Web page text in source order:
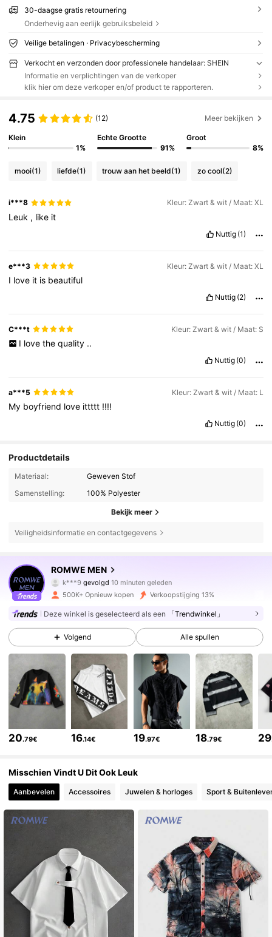
30-daagse gratis retournering
Onderhevig aan eerlijk gebruiksbeleid
Veilige betalingen · Privacybescherming
Verkocht en verzonden door professionele handelaar: SHEIN
Informatie en verplichtingen van de verkoper
klik hier om deze verkoper en/of product te rapporteren.
4.75 (12) Meer bekijken
Klein
1%
Echte Grootte
91%
Groot
8%
mooi(1) liefde(1) trouw aan het beeld(1) zo cool(2)
i***8 Kleur: Zwart & wit / Maat: XL
Leuk , like it
Nuttig (1)
e***3 Kleur: Zwart & wit / Maat: XL
I love it is beautiful
Nuttig (2)
C***t Kleur: Zwart & wit / Maat: S
I love the quality ..
Nuttig (0)
a***5 Kleur: Zwart & wit / Maat: L
My boyfriend love ittttt !!!!
Nuttig (0)
Productdetails
Materiaal:
Geweven Stof
Samenstelling:
100% Polyester
Bekijk meer
Veiligheidsinformatie en contactgegevens
ROMWE MEN
k***9gevolgd10 minuten geleden
r***1is aan het browsen
4.81
665K Volgers
4.81 665K Volgers
665K Volgers
665K Volgers
4.81 665K Volgers
4.81 665K Volgers
4.81 665K Volgers
500K+ Opnieuw kopen Verkoopstijging 13%
Deze winkel is geselecteerd als een 「Trendwinkel」
Volgend Alle spullen
20.79€ 16.14€ 19.97€ 18.79€ 29
Misschien Vindt U Dit Ook Leuk
Aanbevelen Accessoires Juwelen & horloges Sport &